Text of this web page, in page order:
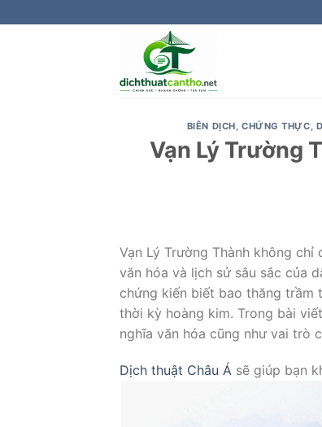
to
BIÊN DỊCH, CHỨNG THỰC,
Vạn Lý Trường
Vạn Lý Trường Thành không
văn hóa và lịch sử sâu sắc của
chứng kiến biết bao thăng trầm
thời kỳ hoàng kim. Trong bài
nghĩa văn hóa cũng như vai trò
Dịch thuật Châu Á sẽ giúp bạn